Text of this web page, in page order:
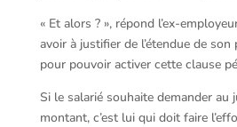
« Et alors ? », répond l’ex-
avoir à justifier de l’étendue de
pour pouvoir activer cette clause
Si le salarié souhaite demander au
montant, c’est lui qui doit faire